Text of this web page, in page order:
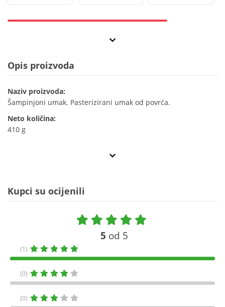
Opis proizvoda
Naziv proizvoda:
Šampinjoni umak. Pasterizirani umak od povrća.
Neto količina:
410 g
Kupci su ocijenili
5 od 5
(1)
(0)
(0)